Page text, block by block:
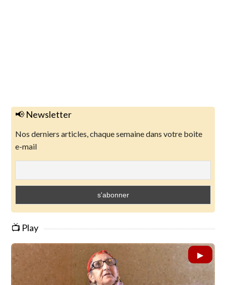
📢 Newsletter
Nos derniers articles, chaque semaine dans votre boite
e-mail
📺 Play